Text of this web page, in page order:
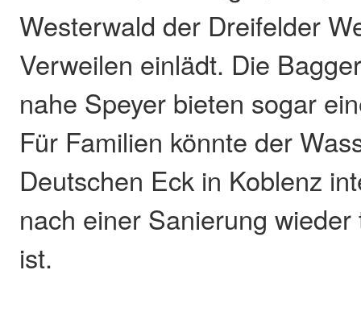
Westerwald der Dreifelder
Verweilen einlädt. Die
nahe Speyer bieten sogar
Für Familien könnte der
Deutschen Eck in Koblenz
nach einer Sanierung
ist.